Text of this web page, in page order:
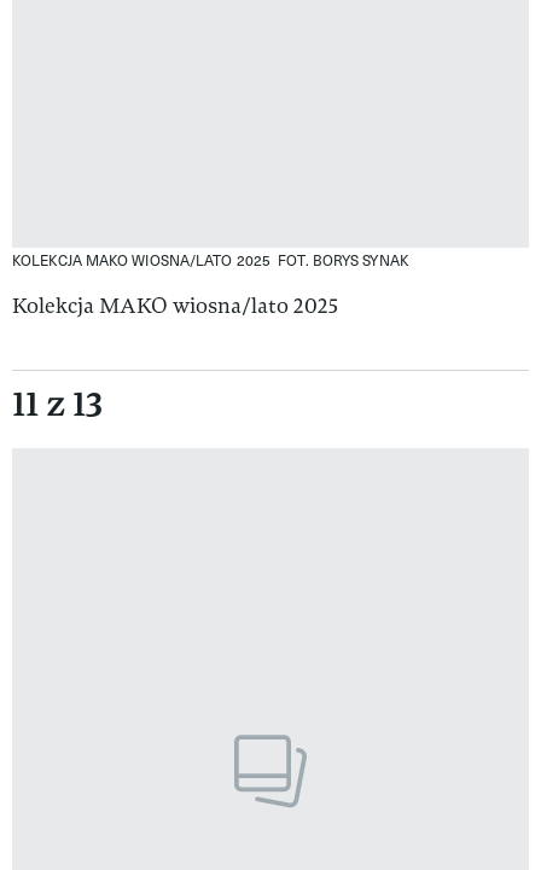
KOLEKCJA MAKO WIOSNA/LATO 2025 FOT. BORYS SYNAK
Kolekcja MAKO wiosna/lato 2025
11 z 13